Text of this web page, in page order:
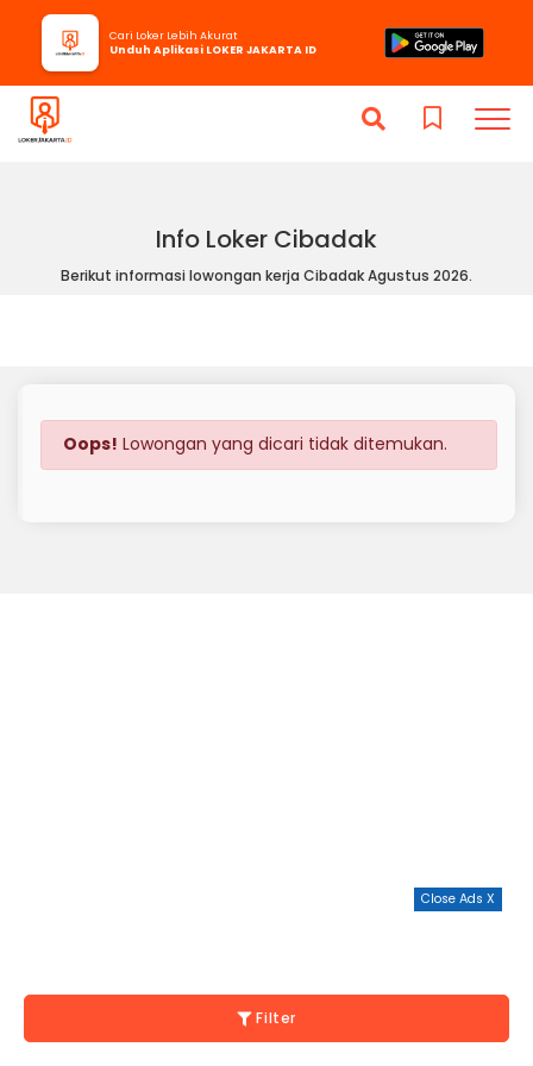
Info Loker Cibadak
Berikut informasi lowongan kerja Cibadak Agustus 2026.
Cari Loker Lebih Akurat
Unduh Aplikasi LOKER JAKARTA ID
Oops! Lowongan yang dicari tidak ditemukan.
Close Ads X
Filter